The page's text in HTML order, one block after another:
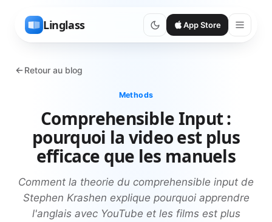
Linglass App Store
Retour au blog
Methods
Comprehensible Input :
pourquoi la video est plus
efficace que les manuels
Comment la theorie du comprehensible input de
Stephen Krashen explique pourquoi apprendre
l'anglais avec YouTube et les films est plus